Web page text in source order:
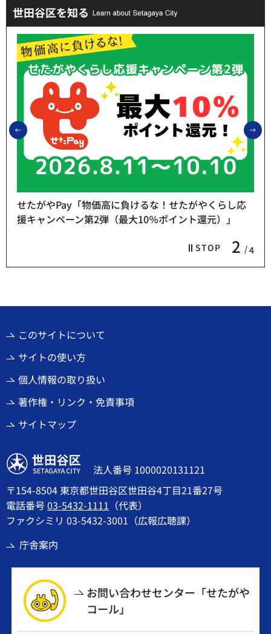
世田谷区を知る
前のスライドを表示
STOP 2 4
せたがやPay「物価高に負けるな！せたがやくらし応
援キャンペーン第2弾（最大10％ポイント還元）」
このサイトについて
サイトの使い方
個人情報の取り扱い
著作権・リンク・免責事項
サイトマップ
世田谷区
法人番号 1000020131121
〒154-8504 東京都世田谷区世田谷4丁目21番27号
電話番号03-5432-1111 （代表）
ファクシミリ 03-5432-3001（広報広聴課）
庁舎案内
お問い合わせセンター「せたがや
コール」